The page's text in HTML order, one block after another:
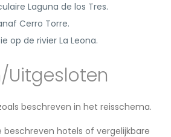
Laguna de los Tres.
Cerro Torre.
op de rivier La Leona.
Uitgesloten
beschreven in het reisschema.
hotels of vergelijkbare